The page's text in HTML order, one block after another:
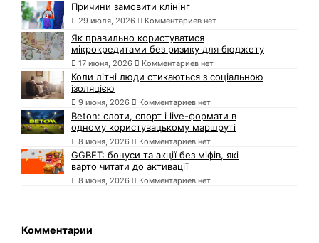
Причини замовити клінінг
29 июля, 2026 Комментариев нет
Як правильно користуватися
мікрокредитами без ризику для бюджету
17 июня, 2026 Комментариев нет
Коли літні люди стикаються з соціальною
ізоляцією
9 июня, 2026 Комментариев нет
Beton: слоти, спорт і live-формати в
одному користувацькому маршруті
8 июня, 2026 Комментариев нет
GGBET: бонуси та акції без міфів, які
варто читати до активації
8 июня, 2026 Комментариев нет
Комментарии